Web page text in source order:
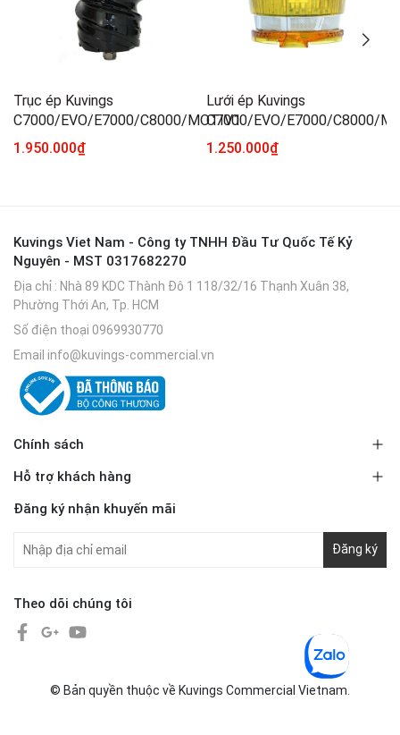
Trục ép Kuvings
C7000/EVO/E7000/C8000/MOTIV1
1.950.000₫
Lưới ép Kuvings
C7000/EVO/E7000/C8000/
1.250.000₫
Kuvings Viet Nam - Công ty TNHH Đầu Tư Quốc Tế Kỷ
Nguyên - MST 0317682270
Địa chỉ : Nhà 89 KDC Thành Đô 1 118/32/16 Thạnh Xuân 38,
Phường Thới An, Tp. HCM
Số điện thoại 0969930770
Email info@kuvings-commercial.vn
Chính sách
Hỗ trợ khách hàng
Đăng ký nhận khuyến mãi
Đăng ký
Theo dõi chúng tôi
© Bản quyền thuộc về Kuvings Commercial Vietnam.